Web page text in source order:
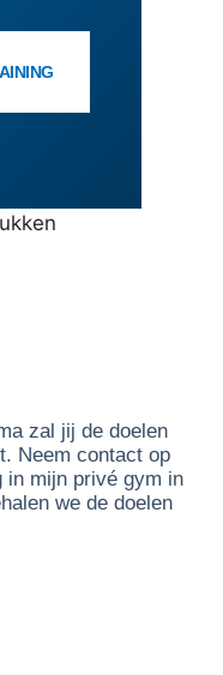
zal jij de doelen
Neem contact op
in mijn privé gym in
we de doelen